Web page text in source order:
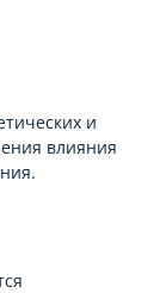
и
влияния